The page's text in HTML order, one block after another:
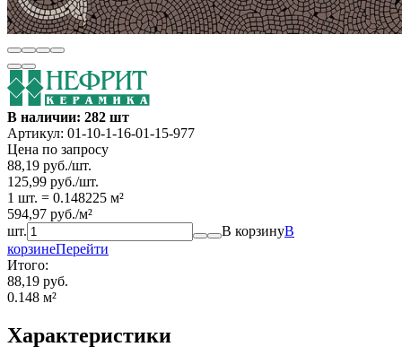
В наличии: 282 шт
Артикул: 01-10-1-16-01-15-977
Цена по запросу
88,19 руб./шт.
125,99 руб./шт.
1 шт. = 0.148225 м²
594,97 руб./м²
шт.
В корзинуВ
корзинеПерейти
Итого:
88,19 руб.
0.148 м²
Характеристики